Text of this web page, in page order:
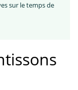
sur le temps de